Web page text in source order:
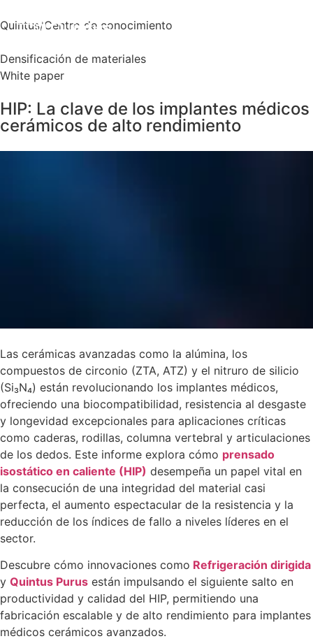
Quintus/Centro de conocimiento
Densificación de materiales
White paper
HIP: La clave de los implantes médicos
cerámicos de alto rendimiento
Las cerámicas avanzadas como la alúmina, los
compuestos de circonio (ZTA, ATZ) y el nitruro de silicio
(Si₃N₄) están revolucionando los implantes médicos,
ofreciendo una biocompatibilidad, resistencia al desgaste
y longevidad excepcionales para aplicaciones críticas
como caderas, rodillas, columna vertebral y articulaciones
de los dedos. Este informe explora cómo prensado
isostático en caliente (HIP) desempeña un papel vital en
la consecución de una integridad del material casi
perfecta, el aumento espectacular de la resistencia y la
reducción de los índices de fallo a niveles líderes en el
sector.
Descubre cómo innovaciones como Refrigeración dirigida
y Quintus Purus están impulsando el siguiente salto en
productividad y calidad del HIP, permitiendo una
fabricación escalable y de alto rendimiento para implantes
médicos cerámicos avanzados.